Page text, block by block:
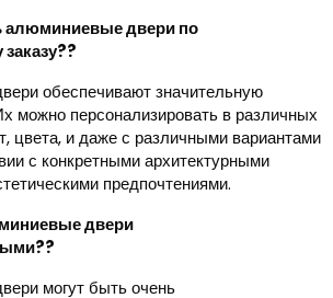
алюминиевые двери по
обеспечивают значительную
можно персонализировать в различных
цвета, и даже с различными вариантами
с конкретными архитектурными
предпочтениями.
двери
могут быть очень